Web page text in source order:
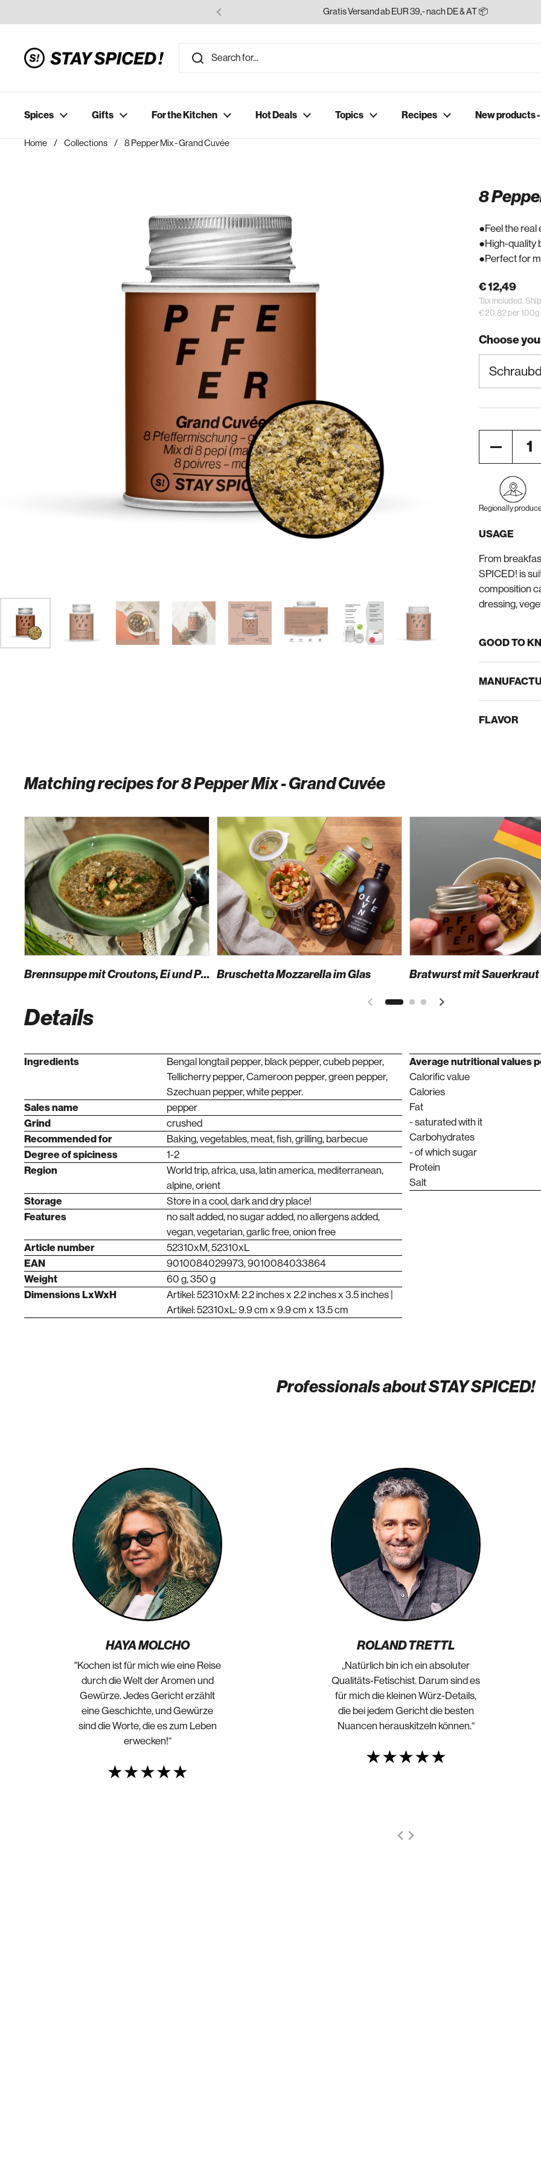
Gratis Versand ab EUR 39,- nach DE & AT 📦
Spices Gifts For the Kitchen Hot Deals Topics Recipes New products
Home / Collections / 8 Pepper Mix - Grand Cuvée
8
Feel the real
High-quality
Perfect for
€ 12,49
Tax included.
€ 20,82 per 100g
Choose
Regionally
USAGE
From
SPICED! is
composition
dressing,
GOOD TO
FLAVOR
Matching recipes for 8 Pepper Mix - Grand Cuvée
Brennsuppe mit Croutons, Ei und Parmesan Bruschetta Mozzarella im Glas Bratwurst mit Sauerkraut
Details
Ingredients
Bengal longtail pepper, black pepper, cubeb pepper,
Tellicherry pepper, Cameroon pepper, green pepper,
Szechuan pepper, white pepper.
Sales name
pepper
Grind
crushed
Recommended for
Baking, vegetables, meat, fish, grilling, barbecue
Degree of spiciness
1-2
Region
World trip, africa, usa, latin america, mediterranean,
alpine, orient
Storage
Store in a cool, dark and dry place!
Features
no salt added, no sugar added, no allergens added,
vegan, vegetarian, garlic free, onion free
Article number
52310xM, 52310xL
EAN
9010084029973, 9010084033864
Weight
60 g, 350 g
Dimensions LxWxH
Artikel: 52310xM: 2.2 inches x 2.2 inches x 3.5 inches |
Artikel: 52310xL: 9.9 cm x 9.9 cm x 13.5 cm
Average nutritional values
Calorific value
Calories
Fat
- saturated with it
Carbohydrates
- of which sugar
Protein
Salt
Professionals about STAY SPICED!
HAYA MOLCHO
"Kochen ist für mich wie eine Reise
durch die Welt der Aromen und
Gewürze. Jedes Gericht erzählt
eine Geschichte, und Gewürze
sind die Worte, die es zum Leben
erwecken!“
ROLAND TRETTL
„Natürlich bin ich ein absoluter
Qualitäts-Fetischist. Darum sind es
für mich die kleinen Würz-Details,
die bei jedem Gericht die besten
Nuancen herauskitzeln können.“